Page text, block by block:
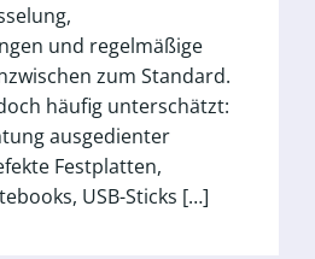
und regelmäßige
zum Standard.
häufig unterschätzt:
ausgedienter
Festplatten,
USB-Sticks […]